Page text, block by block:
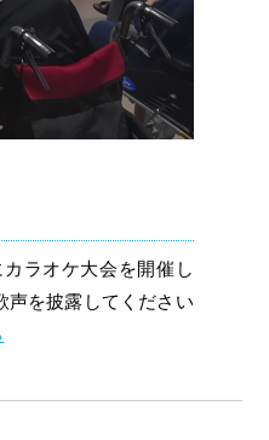
ラオケ大会を開催し
声を披露してください